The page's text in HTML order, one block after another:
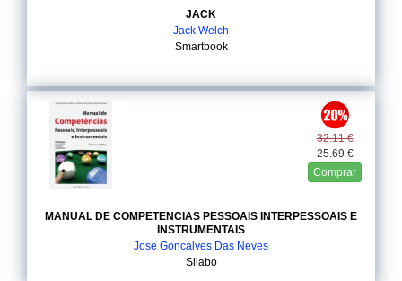
JACK
Jack Welch
Smartbook
32.11 €
25.69 €
Comprar
MANUAL DE COMPETENCIAS PESSOAIS INTERPESSOAIS E
INSTRUMENTAIS
Jose Goncalves Das Neves
Silabo